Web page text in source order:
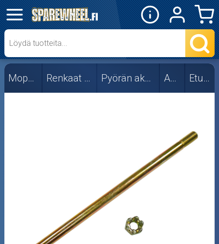
✕
Mopon osat
Etupyörä
Muut
Moottoripyörän osat
Moottorikelkan osat
Mopon osat Renkaat ja vanteet Pyörän akselit ja osat Akselit Etupyörä